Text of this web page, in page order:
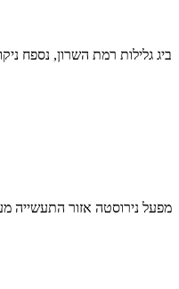
ביג גלילות רמת השרון, נספח
מפעל נירוסטה אזור התעשייה